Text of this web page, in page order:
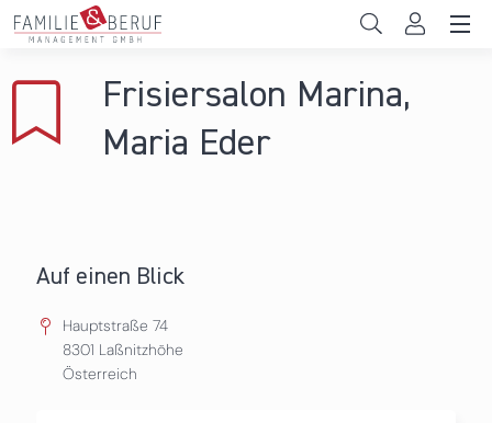
Direkt zum Inhalt
Gemeinden
Das sind wir
News & Events
Frisiersalon Marina,
Maria Eder
Auf einen Blick
Hauptstraße 74
8301 Laßnitzhöhe
Österreich